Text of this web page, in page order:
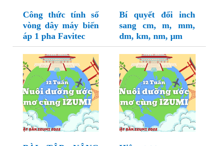
Công thức tính số
vòng dây máy biến
áp 1 pha Favitec
Bí quyết đổi inch
sang cm, m, mm,
dm, km, nm, µm